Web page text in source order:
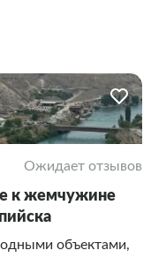
Ожидает отзывов
к жемчужине
объектами,